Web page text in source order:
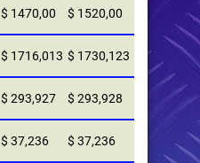
$ 1470,00 $ 1520,00
$ 1716,013 $ 1730,123
$ 293,927 $ 293,928
$ 37,236 $ 37,236